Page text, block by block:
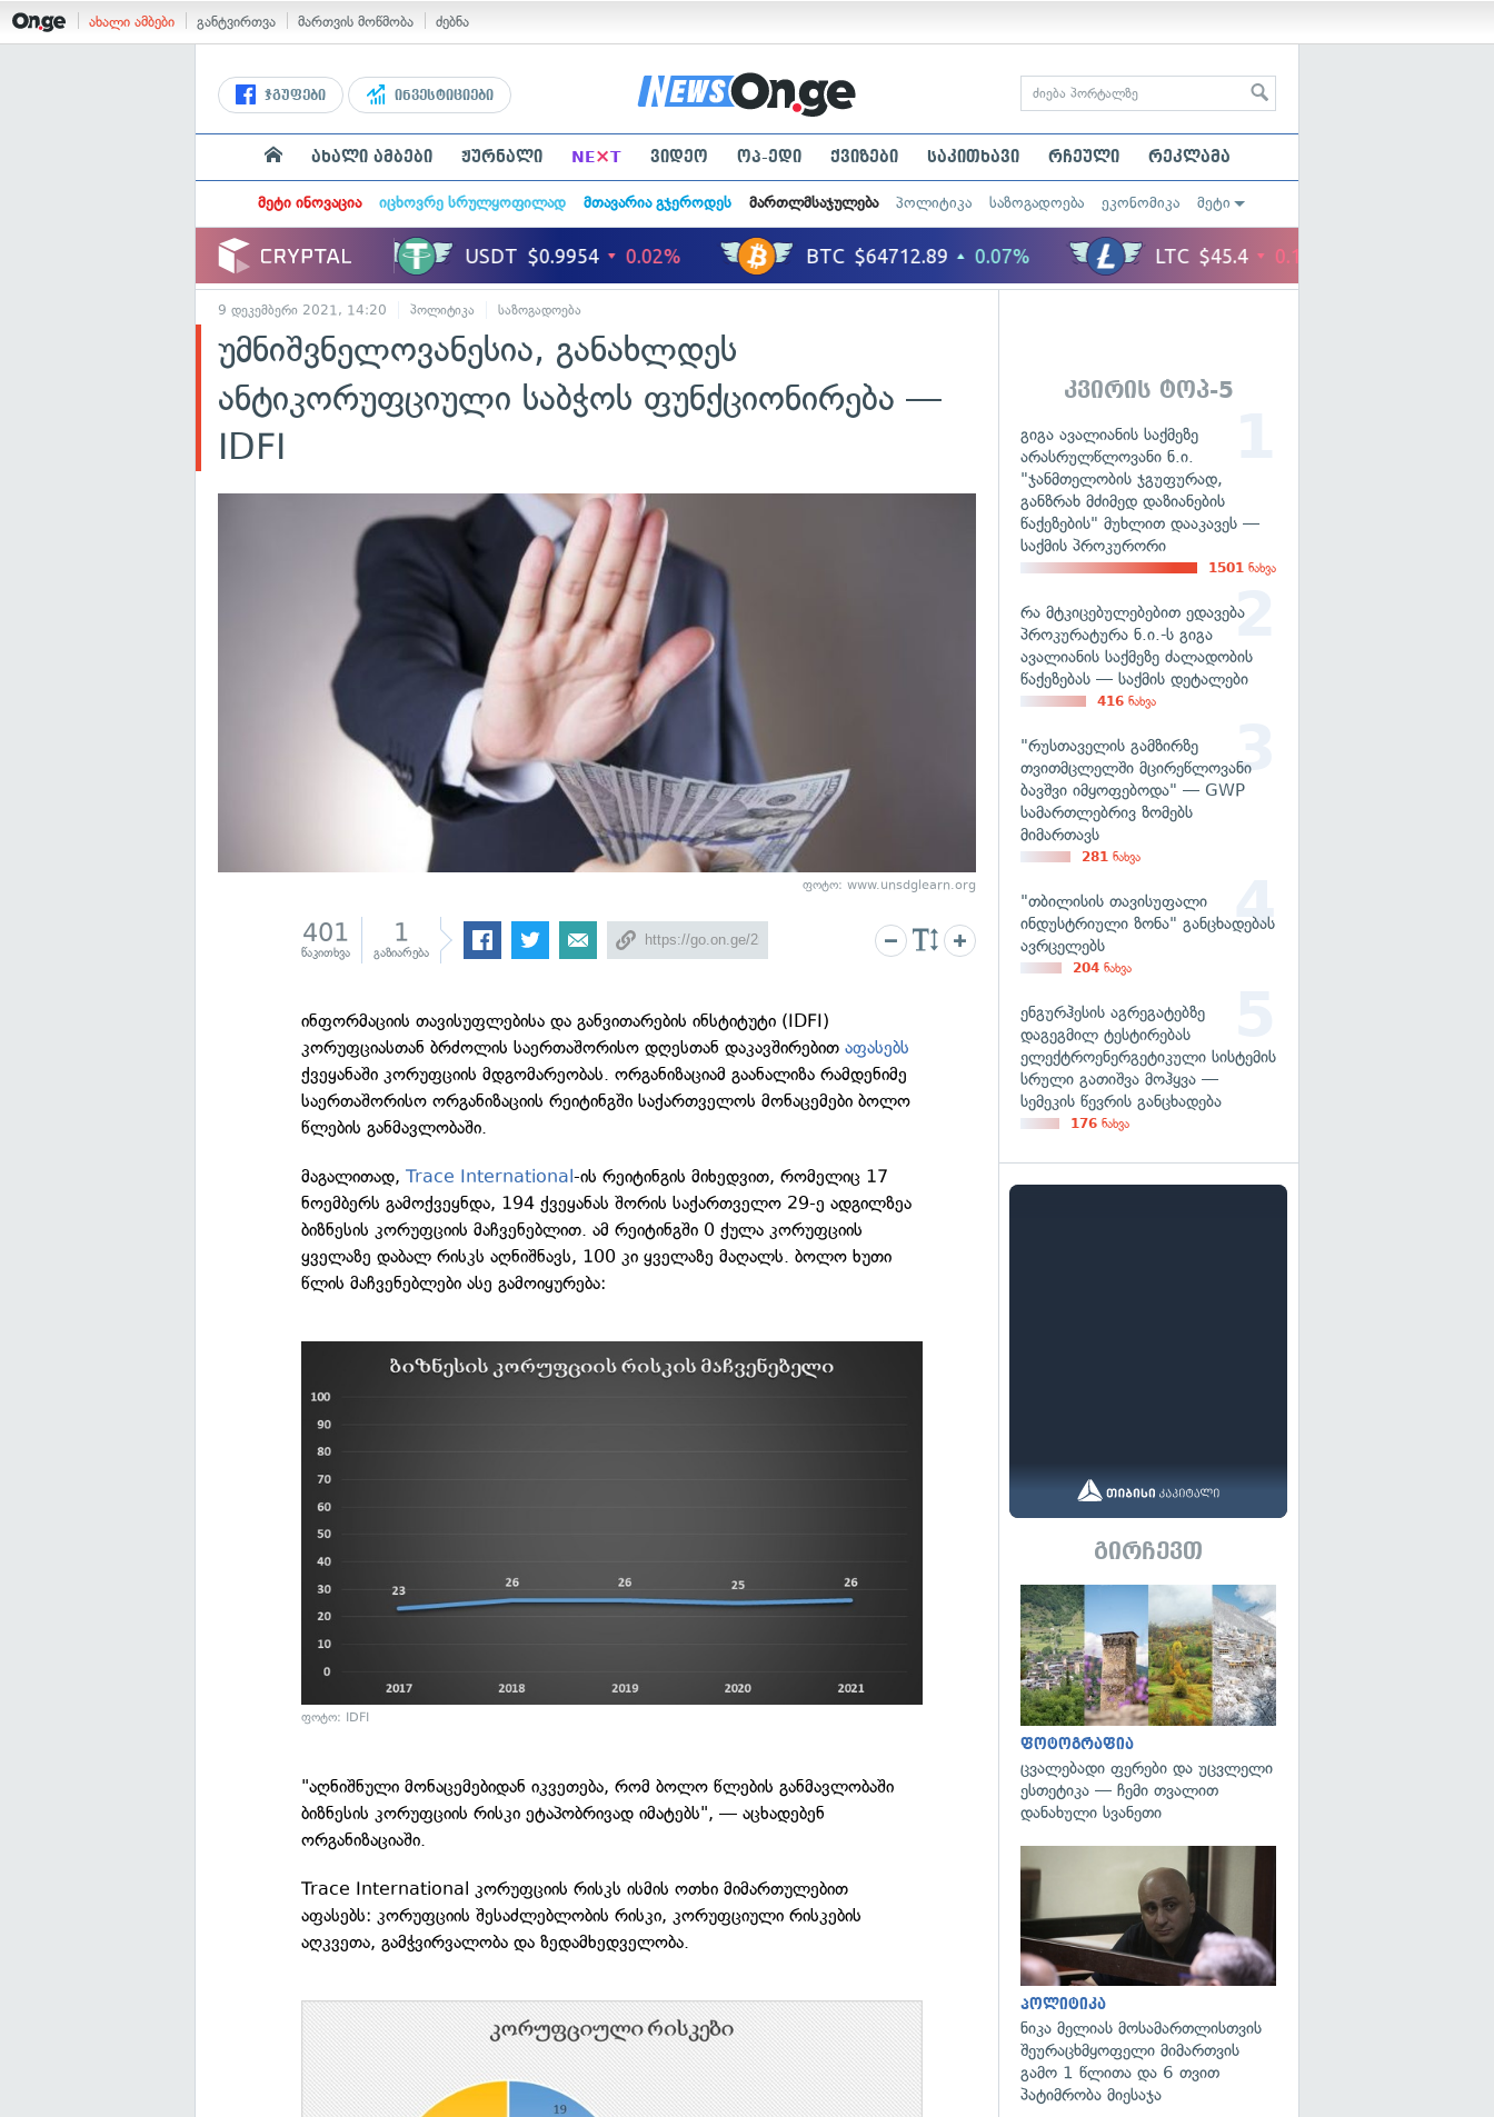
ახალი ამბები განტვირთვა მართვის მოწმობა ძებნა
ჯგუფები ინვესტიციები
ახალი ამბები ჟურნალი NE×T ვიდეო ოპ-ედი ქვიზები საკითხავი რჩეული რეკლამა
მეტი ინოვაცია იცხოვრე სრულყოფილად მთავარია გჯეროდეს მართლმსაჯულება პოლიტიკა საზოგადოება ეკონომიკა მეტი
9 დეკემბერი 2021, 14:20 პოლიტიკა საზოგადოება
უმნიშვნელოვანესია, განახლდეს
ანტიკორუფციული საბჭოს ფუნქციონირება —
IDFI
ფოტო: www.unsdglearn.org
401
წაკითხვა
1
გაზიარება
ინფორმაციის თავისუფლებისა და განვითარების ინსტიტუტი (IDFI)
კორუფციასთან ბრძოლის საერთაშორისო დღესთან დაკავშირებითაფასებს
ქვეყანაში კორუფციის მდგომარეობას. ორგანიზაციამ გაანალიზა რამდენიმე
საერთაშორისო ორგანიზაციის რეიტინგში საქართველოს მონაცემები ბოლო
წლების განმავლობაში.
მაგალითად,Trace International-ის რეიტინგის მიხედვით, რომელიც 17
ნოემბერს გამოქვეყნდა, 194 ქვეყანას შორის საქართველო 29-ე ადგილზეა
ბიზნესის კორუფციის მაჩვენებლით. ამ რეიტინგში 0 ქულა კორუფციის
ყველაზე დაბალ რისკს აღნიშნავს, 100 კი ყველაზე მაღალს. ბოლო ხუთი
წლის მაჩვენებლები ასე გამოიყურება:
ფოტო: IDFI
"აღნიშნული მონაცემებიდან იკვეთება, რომ ბოლო წლების განმავლობაში
ბიზნესის კორუფციის რისკი ეტაპობრივად იმატებს", — აცხადებენ
ორგანიზაციაში.
Trace International კორუფციის რისკს ისმის ოთხი მიმართულებით
აფასებს: კორუფციის შესაძლებლობის რისკი, კორუფციული რისკების
აღკვეთა, გამჭვირვალობა და ზედამხედველობა.
კვირის ტოპ-5
გიგა ავალიანის საქმეზე
არასრულწლოვანი ნ.ი.
"ჯანმთელობის ჯგუფურად,
განზრახ მძიმედ დაზიანების
წაქეზების" მუხლით დააკავეს —
საქმის პროკურორი
1501 ნახვა
რა მტკიცებულებებით ედავება
პროკურატურა ნ.ი.-ს გიგა
ავალიანის საქმეზე ძალადობის
წაქეზებას — საქმის დეტალები
416 ნახვა
"რუსთაველის გამზირზე
თვითმცლელში მცირეწლოვანი
ბავშვი იმყოფებოდა" — GWP
სამართლებრივ ზომებს
მიმართავს
281 ნახვა
"თბილისის თავისუფალი
ინდუსტრიული ზონა" განცხადებას
ავრცელებს
204 ნახვა
ენგურჰესის აგრეგატებზე
დაგეგმილ ტესტირებას
ელექტროენერგეტიკული სისტემის
სრული გათიშვა მოჰყვა —
სემეკის წევრის განცხადება
176 ნახვა
გირჩევთ
ფოტოგრაფია
ცვალებადი ფერები და უცვლელი
ესთეტიკა — ჩემი თვალით
დანახული სვანეთი
პოლიტიკა
ნიკა მელიას მოსამართლისთვის
შეურაცხმყოფელი მიმართვის
გამო 1 წლითა და 6 თვით
პატიმრობა მიესაჯა